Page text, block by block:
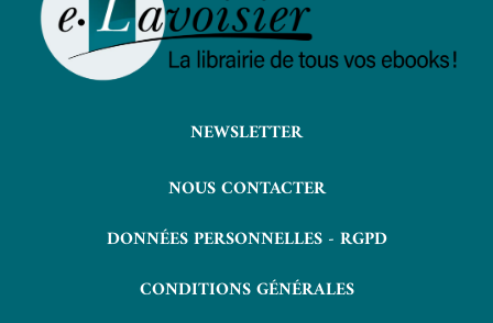
NEWSLETTER
NOUS CONTACTER
DONNÉES PERSONNELLES - RGPD
CONDITIONS GÉNÉRALES